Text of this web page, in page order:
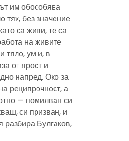
им обособява
тях, без значение
са живи, те са
на живите
тяло, ум и, в
от ярост и
напред. Око за
реципрочност, а
— помилван си
си призван, и
разбира Булгаков,